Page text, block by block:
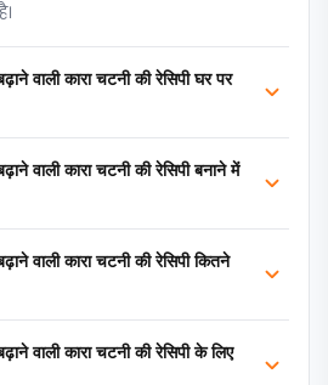
वाली कारा चटनी की रेसिपी घर पर
वाली कारा चटनी की रेसिपी बनाने में
वाली कारा चटनी की रेसिपी कितने
वाली कारा चटनी की रेसिपी के लिए